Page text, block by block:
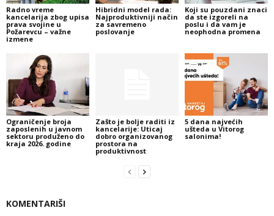
Radno vreme
kancelarija zbog upisa
prava svojine u
Požarevcu – važne
izmene
Hibridni model rada:
Najproduktivniji način
za savremeno
poslovanje
Koji su pouzdani znaci
da ste izgoreli na
poslu i da vam je
neophodna promena
Ograničenje broja
zaposlenih u javnom
sektoru produženo do
kraja 2026. godine
Zašto je bolje raditi iz
kancelarije: Uticaj
dobro organizovanog
prostora na
produktivnost
5 dana najvećih
ušteda u Vitorog
salonima!
KOMENTARIŠI